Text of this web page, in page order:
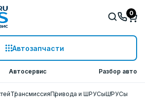
Автозапчасти
0
Автосервис Разбор авто
ТрансмиссияПривода и ШРУСыШРУСы